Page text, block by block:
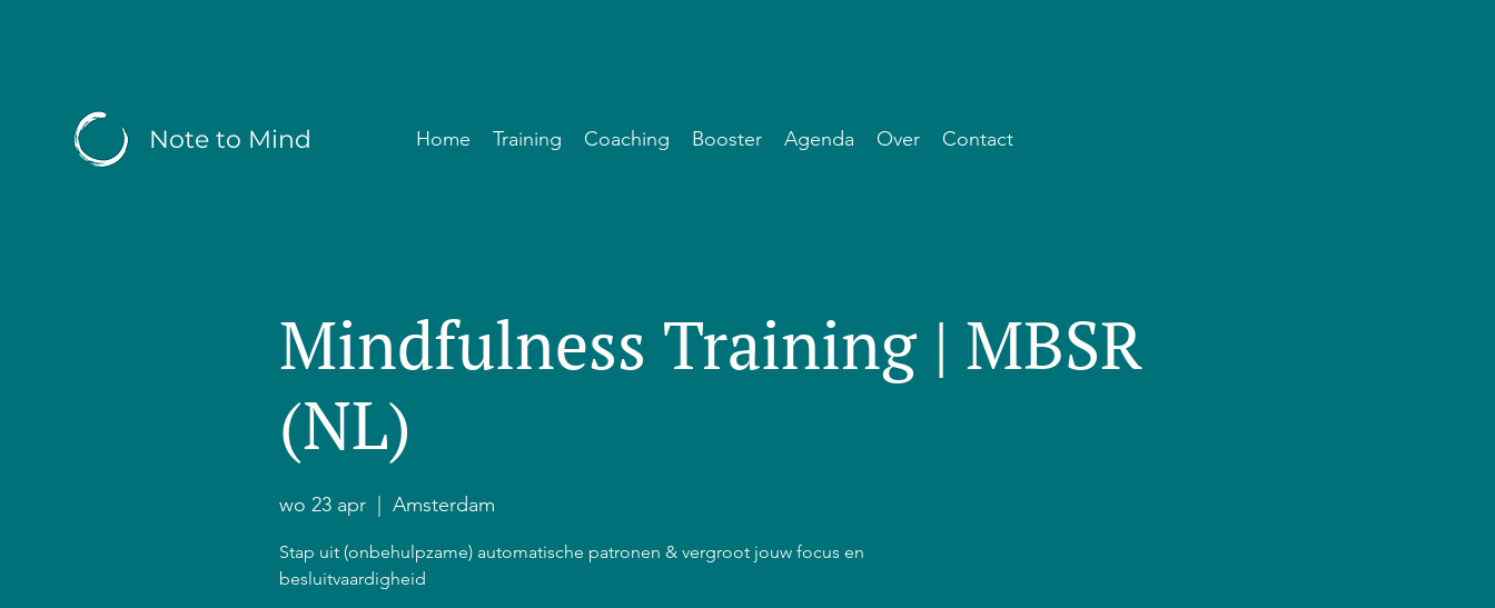
Note to Mind Home Training Coaching Booster Agenda Over Contact
Mindfulness Training | MBSR
(NL)
wo 23 apr
  |
Amsterdam
Stap uit (onbehulpzame) automatische patronen & vergroot jouw focus en
besluitvaardigheid